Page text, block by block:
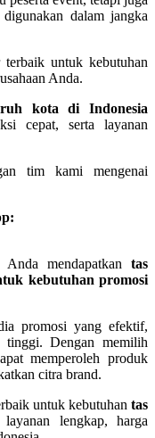
dalam jangka
terbaik untuk kebutuhan
Anda.
kota di Indonesia
cepat, serta layanan
tim kami mengenai
mendapatkan tas
kebutuhan promosi
promosi yang efektif,
Dengan memilih
memperoleh produk
citra brand.
untuk kebutuhan tas
layanan lengkap, harga